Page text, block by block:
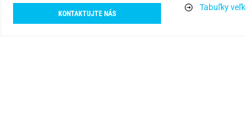
KONTAKTUJTE NÁS
Tabuľky